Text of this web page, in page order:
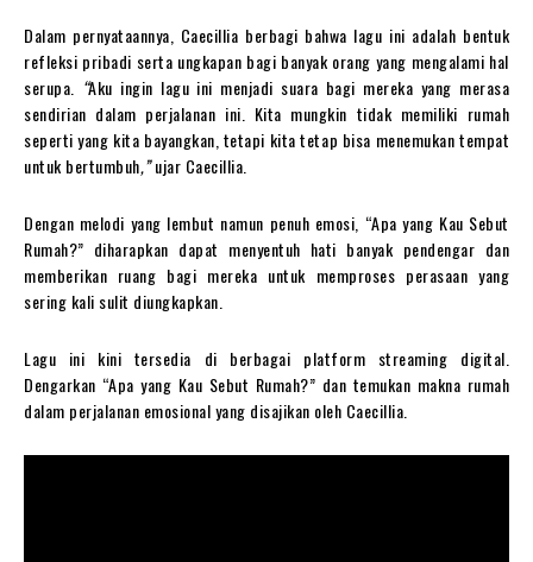
Dalam pernyataannya, Caecillia berbagi bahwa lagu ini adalah bentuk
refleksi pribadi serta ungkapan bagi banyak orang yang mengalami hal
serupa. “Aku ingin lagu ini menjadi suara bagi mereka yang merasa
sendirian dalam perjalanan ini. Kita mungkin tidak memiliki rumah
seperti yang kita bayangkan, tetapi kita tetap bisa menemukan tempat
untuk bertumbuh,”ujar Caecillia.
Dengan melodi yang lembut namun penuh emosi, “Apa yang Kau Sebut
Rumah?” diharapkan dapat menyentuh hati banyak pendengar dan
memberikan ruang bagi mereka untuk memproses perasaan yang
sering kali sulit diungkapkan.
Lagu ini kini tersedia di berbagai platform streaming digital.
Dengarkan “Apa yang Kau Sebut Rumah?” dan temukan makna rumah
dalam perjalanan emosional yang disajikan oleh Caecillia.